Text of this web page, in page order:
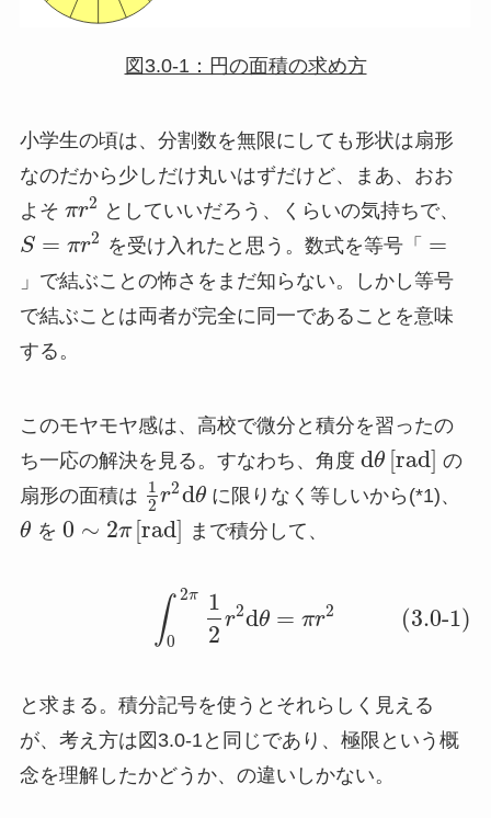
図3.0-1：円の面積の求め方
小学生の頃は、分割数を無限にしても形状は扇形
なのだから少しだけ丸いはずだけど、まあ、おお
よそ πr2 としていいだろう、くらいの気持ちで、
S = πr2 を受け入れたと思う。数式を等号「 =
」で結ぶことの怖さをまだ知らない。しかし等号
で結ぶことは両者が完全に同一であることを意味
する。
このモヤモヤ感は、高校で微分と積分を習ったの
ち一応の解決を見る。すなわち、角度 dθ [rad] の
扇形の面積は
1
2 r2dθ に限りなく等しいから(*1)、
θ を 0 ∼ 2π [rad] まで積分して、
∫ 2π
0
1
2
r2dθ = πr2 (3.0-1)
と求まる。積分記号を使うとそれらしく見える
が、考え方は図3.0-1と同じであり、極限という概
念を理解したかどうか、の違いしかない。